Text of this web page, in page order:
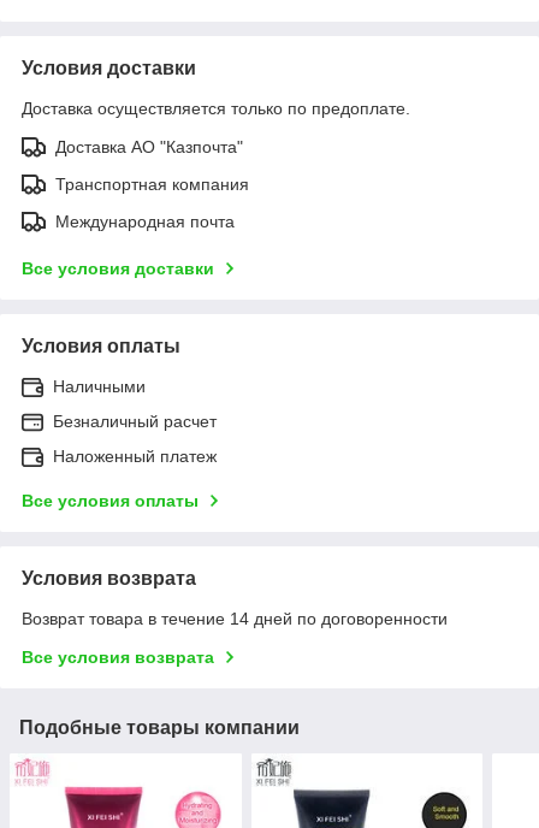
Условия доставки
Доставка осуществляется только по предоплате.
Доставка АО "Казпочта"
Транспортная компания
Международная почта
Все условия доставки
Условия оплаты
Наличными
Безналичный расчет
Наложенный платеж
Все условия оплаты
Условия возврата
Возврат товара в течение 14 дней по договоренности
Все условия возврата
Подобные товары компании